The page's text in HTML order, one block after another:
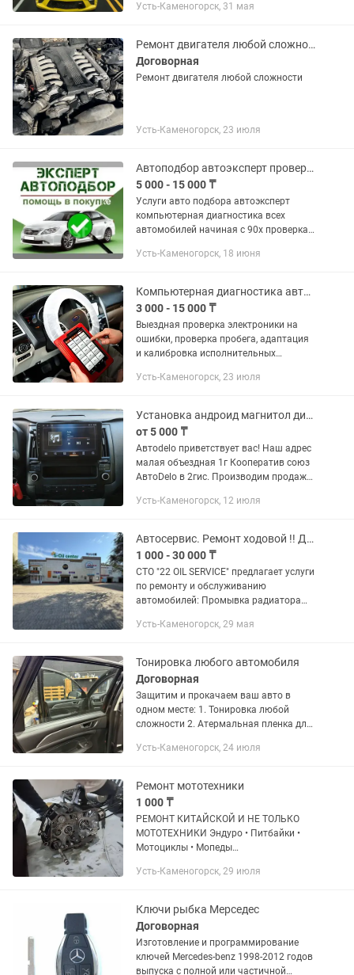
Выезд в Россию Российский учет
Усть-Каменогорск, 31 мая
Ремонт двигателя любой сложности
Договорная
Ремонт двигателя любой сложности
Усть-Каменогорск, 23 июля
Автоподбор автоэксперт проверка авто компьютерная диагностика авто
5 000 - 15 000 ₸
Услуги авто подбора автоэксперт
компьютерная диагностика всех
автомобилей начиная с 90х проверка
двигателя Поможем профессионально
Усть-Каменогорск, 18 июня
Компьютерная диагностика автомобиля
3 000 - 15 000 ₸
Выездная проверка электроники на
ошибки, проверка пробега, адаптация
и калибровка исполнительных
Усть-Каменогорск, 23 июля
Установка андроид магнитол диагностика автомобиля автомагнитол продажа
от 5 000 ₸
Автоdelo приветствует вас! Наш адрес
малая объездная 1г Кооператив союз
АвтоDelo в 2гис. Производим продажу
Видеорегистраторов андроид - 1din
Усть-Каменогорск, 12 июля
Автосервис. Ремонт ходовой !! Диагностика СТО в Усть-Каменогорске
1 000 - 30 000 ₸
СТО "22 OIL SERVICE" предлагает услуги
по ремонту и обслуживанию
автомобилей: Промывка радиатора
системы охлаждения Ремонт ходовой
Усть-Каменогорск, 29 мая
Тонировка любого автомобиля
Договорная
Защитим и прокачаем ваш авто в
одном месте: 1. Тонировка любой
сложности 2. Атермальная пленка для
лучей 3. Бронепленка на кузов и
Усть-Каменогорск, 24 июля
Ремонт мототехники
1 000 ₸
РЕМОНТ КИТАЙСКОЙ И НЕ ТОЛЬКО
МОТОТЕХНИКИ Эндуро • Питбайки •
Мотоциклы • Мопеды
поиск неисправностей 🔧 Капитальный
Замена поршневой,...
Усть-Каменогорск, 29 июля
Ключи рыбка Мерседес
Договорная
Изготовление и программирование
ключей Mercedes-benz 1998-2012 годов
выпуска с полной или частичной